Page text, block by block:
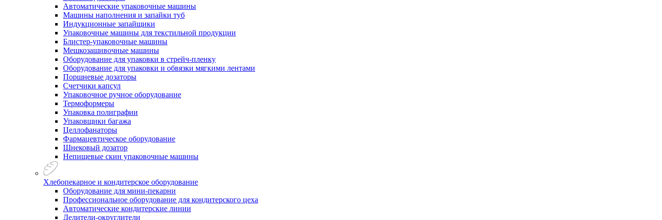
Автоматические упаковочные машины
Машины наполнения и запайки туб
Индукционные запайщики
Упаковочные машины для текстильной продукции
Блистер-упаковочные машины
Мешкозашивочные машины
Оборудование для упаковки в стрейч-пленку
Оборудование для упаковки и обвязки мягкими лентами
Поршневые дозаторы
Счетчики капсул
Упаковочное ручное оборудование
Термоформеры
Упаковка полиграфии
Упаковщики багажа
Целлофанаторы
Фармацевтическое оборудование
Шнековый дозатор
Непищевые скин упаковочные машины
Хлебопекарное и кондитерское оборудование
Оборудование для мини-пекарни
Профессиональное оборудование для кондитерского цеха
Автоматические кондитерские линии
Делители-округлители